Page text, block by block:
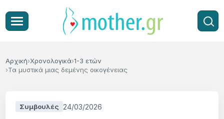
Αρχική Χρονολογικά 1-3 ετών
Τα μυστικά μιας δεμένης οικογένειας
Συμβουλές 24/03/2026